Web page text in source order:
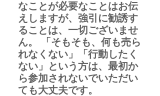
なことが必要なことはお伝
えしますが、強引に勧誘す
ることは、一切ございませ
ん。 「そもそも、何も売ら
れなくない」「行動したく
ない」という方は、最初か
ら参加されないでいただい
ても大丈夫です。